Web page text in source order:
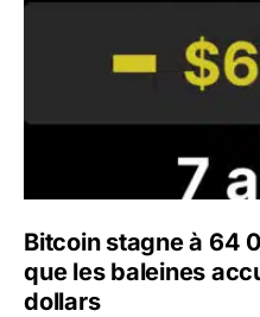
Bitcoin stagne à 64
que les baleines
dollars